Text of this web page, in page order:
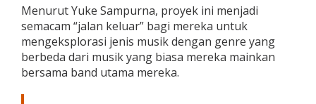
Menurut Yuke Sampurna, proyek ini menjadi
semacam “jalan keluar” bagi mereka untuk
mengeksplorasi jenis musik dengan genre yang
berbeda dari musik yang biasa mereka mainkan
bersama band utama mereka.